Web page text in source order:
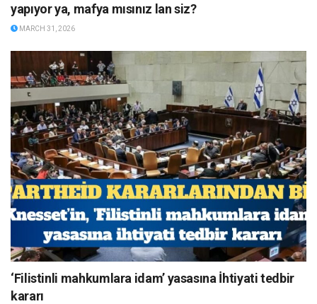
yapıyor ya, mafya mısınız lan siz?
MARCH 31, 2026
‘Filistinli mahkumlara idam’ yasasına İhtiyati tedbir
kararı